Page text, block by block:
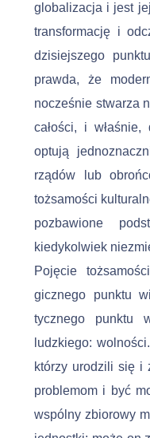
globalizacja i jest
transformację i
dzisiejszego
prawda, że
nocześnie stwarza
całości, i
optują
rządów lub
tożsamości
pozbawione
kiedykolwiek
Pojęcie
gicznego punktu
tycznego punktu
ludzkiego:
którzy urodzili się i
problemom i być
wspólny zbiorowy